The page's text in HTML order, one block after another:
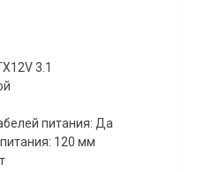
3.1
питания: Да
120 мм